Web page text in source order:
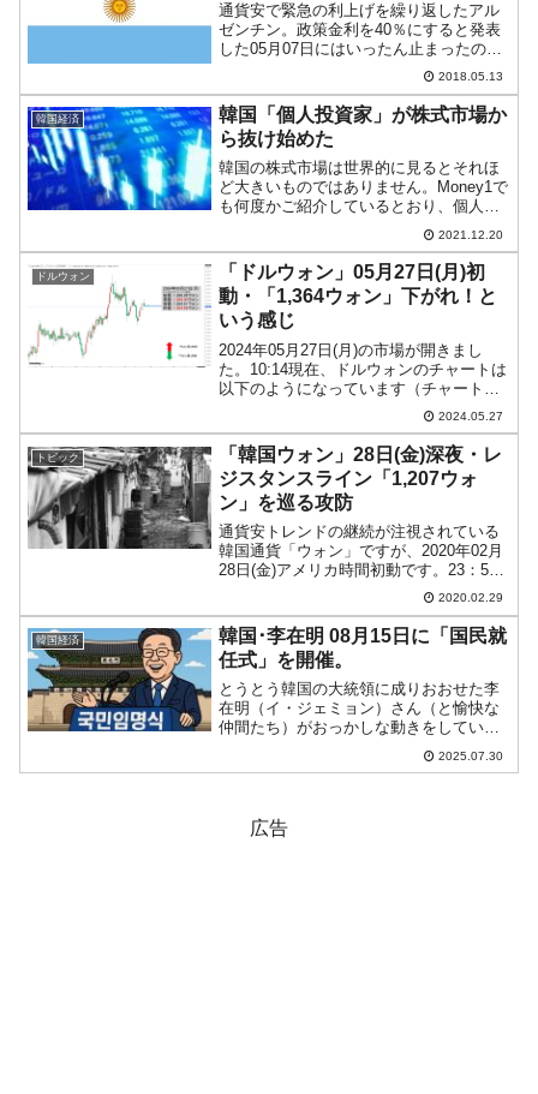
通貨安で緊急の利上げを繰り返したアル
ゼンチン。政策金利を40％にすると発表
した05月07日にはいったん止まったので
すが、その後もずるずると安値更新を続
けています。アルゼンチンの通貨「アル
ゼンチンペソ」の動きは下のようになっ
ています(チャート...
2018.05.13
韓国経済
韓国「個人投資家」が株式市場か
ら抜け始めた
韓国の株式市場は世界的に見るとそれほ
ど大きいものではありません。Money1で
も何度かご紹介しているとおり、個人投
資家と外国人投資家が激突する市場のよ
うに見られていますが、それは市場規模
がそこまで大きくないためです。ともか
く、韓国市場で個人...
2021.12.20
ドルウォン
「ドルウォン」05月27日(月)初
動・「1,364ウォン」下がれ！と
いう感じ
2024年05月27日(月)の市場が開きまし
た。10:14現在、ドルウォンのチャートは
以下のようになっています（チャートは
『Investing.com』より引用）。現在のと
ころ陰線で、「1ドル＝1,364ウォン」近
辺の攻防となっています。ロ...
2024.05.27
トピック
「韓国ウォン」28日(金)深夜・レ
ジスタンスライン「1,207ウォ
ン」を巡る攻防
通貨安トレンドの継続が注視されている
韓国通貨「ウォン」ですが、2020年02月
28日(金)アメリカ時間初動です。23：56
現在（日本時間）、ドルウォンチャート
は以下のようになっています（チャート
は『Investing.com』より引用：以下...
2020.02.29
韓国経済
韓国･李在明 08月15日に「国民就
任式」を開催。
とうとう韓国の大統領に成りおおせた李
在明（イ・ジェミョン）さん（と愉快な
仲間たち）がおっかしな動きをしていま
す。来る2025年08月15日、ソウル市の光
化門で「国民就任式」を開催する――と
2025.07.30
広告